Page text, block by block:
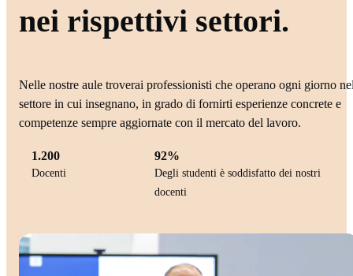
nei rispettivi settori.
Nelle nostre aule troverai professionisti che operano ogni giorno
settore in cui insegnano, in grado di fornirti esperienze concrete e
competenze sempre aggiornate con il mercato del lavoro.
1.200
Docenti
92%
Degli studenti è soddisfatto dei nostri
docenti